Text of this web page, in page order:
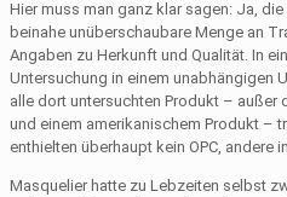
Hier muss man ganz klar sagen: Ja,
beinahe unüberschaubare Menge an
Angaben zu Herkunft und Qualität. In
Untersuchung in einem unabhängigen
alle dort untersuchten Produkt – außer
und einem amerikanischem Produkt –
enthielten überhaupt kein OPC, andere
Masquelier hatte zu Lebzeiten selbst